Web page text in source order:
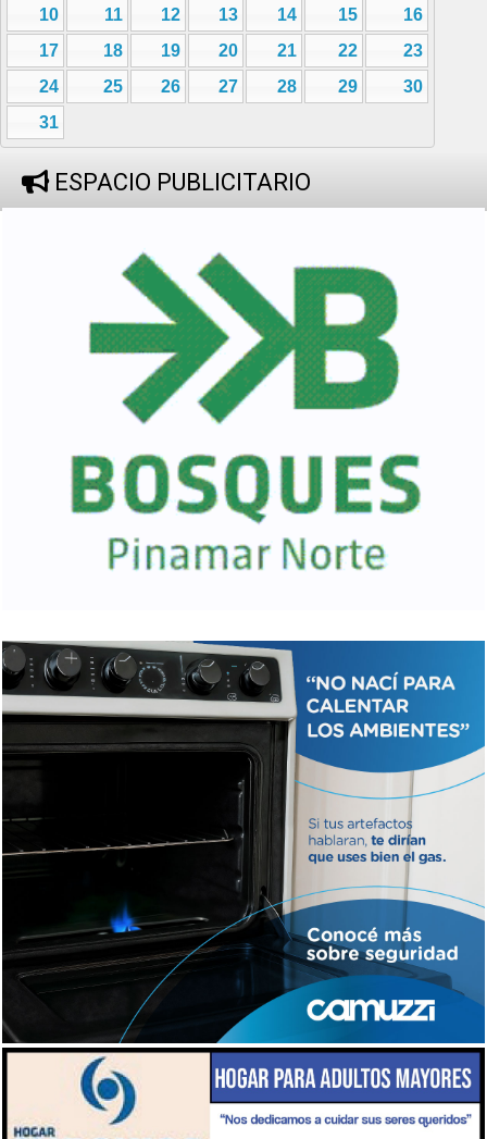
10
11 12 13 14 15
16
17
18 19 20 21 22
23
24
25 26 27 28 29
30
31
ESPACIO PUBLICITARIO